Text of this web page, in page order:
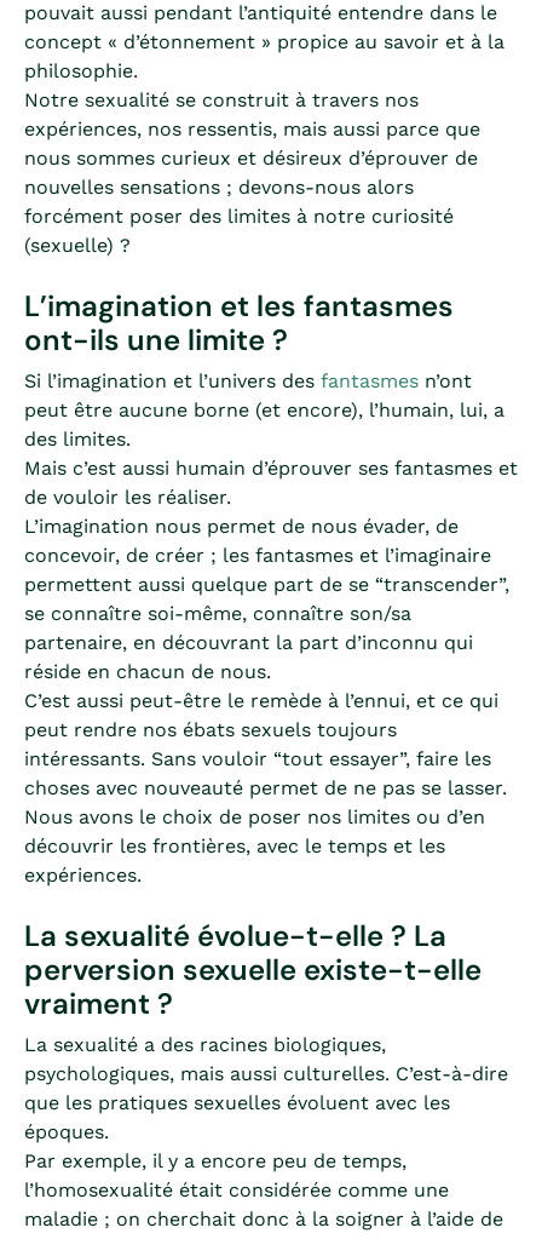
pouvait aussi pendant l’antiquité entendre dans le
concept « d’étonnement » propice au savoir et à la
philosophie.
Notre sexualité se construit à travers nos
expériences, nos ressentis, mais aussi parce que
nous sommes curieux et désireux d’éprouver de
nouvelles sensations ; devons-nous alors
forcément poser des limites à notre curiosité
(sexuelle) ?
L’imagination et les fantasmes
ont-ils une limite ?
Si l’imagination et l’univers des fantasmes n’ont
peut être aucune borne (et encore), l’humain, lui, a
des limites.
Mais c’est aussi humain d’éprouver ses fantasmes et
de vouloir les réaliser.
L’imagination nous permet de nous évader, de
concevoir, de créer ; les fantasmes et l’imaginaire
permettent aussi quelque part de se “transcender”,
se connaître soi-même, connaître son/sa
partenaire, en découvrant la part d’inconnu qui
réside en chacun de nous.
C’est aussi peut-être le remède à l’ennui, et ce qui
peut rendre nos ébats sexuels toujours
intéressants. Sans vouloir “tout essayer”, faire les
choses avec nouveauté permet de ne pas se lasser.
Nous avons le choix de poser nos limites ou d’en
découvrir les frontières, avec le temps et les
expériences.
La sexualité évolue-t-elle ? La
perversion sexuelle existe-t-elle
vraiment ?
La sexualité a des racines biologiques,
psychologiques, mais aussi culturelles. C’est-à-dire
que les pratiques sexuelles évoluent avec les
époques.
Par exemple, il y a encore peu de temps,
l’homosexualité était considérée comme une
maladie ; on cherchait donc à la soigner à l’aide de